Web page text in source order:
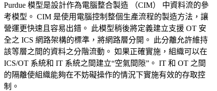
Purdue 模型是設計作為電腦整合製造 （CIM） 中資料流的參
考模型。 CIM 是使用電腦控制整個生產流程的製造方法，讓
營運更快速且容易出錯。 此模型稍後將定義建立支援 OT 安
全之 ICS 網路架構的標準，將網路層分開。 此分離允許維持
該等層之間的資料之分階流動。 如果正確實施，組織可以在
ICS/OT 系統和 IT 系統之間建立“空氣間隙”。 IT 和 OT 之間
的隔離使組織能夠在不妨礙操作的情況下實施有效的存取控
制。